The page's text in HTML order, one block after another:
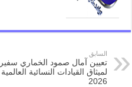
السابق
تعيين آمال صمود الخماري
لميثاق القيادات النسائية العالمية
2026